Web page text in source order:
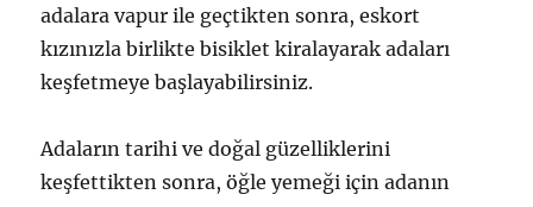
adalara vapur ile geçtikten sonra, eskort
kızınızla birlikte bisiklet kiralayarak adaları
keşfetmeye başlayabilirsiniz.
Adaların tarihi ve doğal güzelliklerini
keşfettikten sonra, öğle yemeği için adanın